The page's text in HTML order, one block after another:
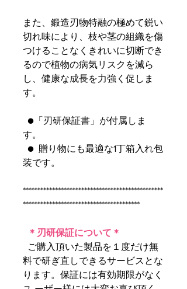
また、鍛造刃物特融の極めて鋭い
切れ味により、枝や茎の組織を傷
つけることなくきれいに切断でき
るので植物の病気リスクを減ら
し、健康な成長を力強く促しま
す。
●「刃研保証書」が付属しま
す。
● 贈り物にも最適な1丁箱入れ包
装です。
************************************************
****************************************
＊刃研保証について＊
ご購入頂いた製品を１度だけ無
料で研ぎ直しできるサービスとな
ります。保証には有効期限がなく